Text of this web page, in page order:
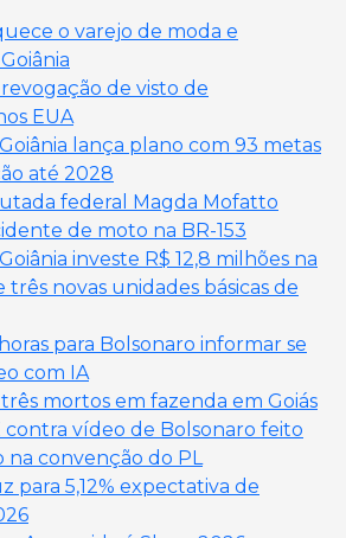
o varejo de moda e
de visto de
EUA
lança plano com 93 metas
até 2028
federal Magda Mofatto
de moto na BR-153
investe R$ 12,8 milhões na
novas unidades básicas de
para Bolsonaro informar se
com IA
mortos em fazenda em Goiás
contra vídeo de Bolsonaro feito
na convenção do PL
para 5,12% expectativa de